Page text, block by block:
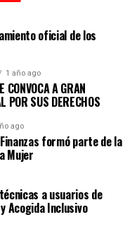
oficial de los
1 año ago
CONVOCA A GRAN
POR SUS DERECHOS
ago
formó parte de la
Mujer
a usuarios de
Acogida Inclusivo